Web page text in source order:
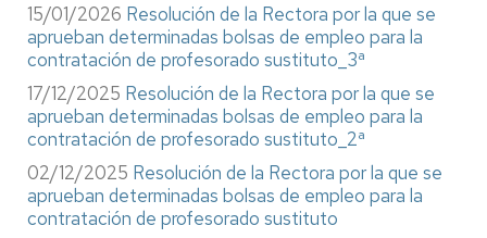
15/01/2026 Resolución de la Rectora por la que se
aprueban determinadas bolsas de empleo para la
contratación de profesorado sustituto_3ª
17/12/2025 Resolución de la Rectora por la que se
aprueban determinadas bolsas de empleo para la
contratación de profesorado sustituto_2ª
02/12/2025 Resolución de la Rectora por la que se
aprueban determinadas bolsas de empleo para la
contratación de profesorado sustituto